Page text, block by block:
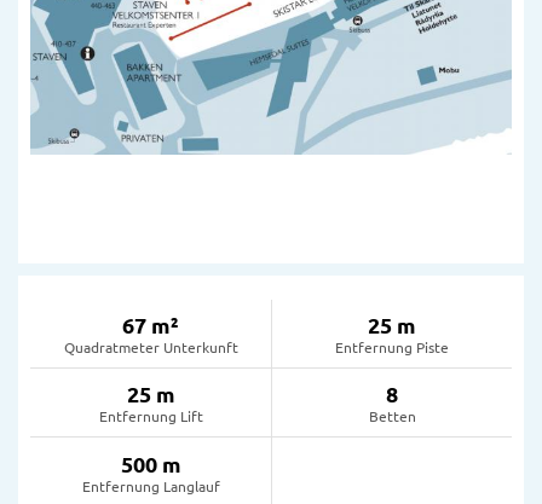
67 m²
Quadratmeter Unterkunft
25 m
Entfernung Piste
25 m
Entfernung Lift
8
Betten
500 m
Entfernung Langlauf